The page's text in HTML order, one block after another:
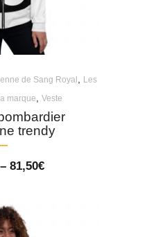
de Sang Royal
Les
marque
Veste
trendy
– 81,50€Price